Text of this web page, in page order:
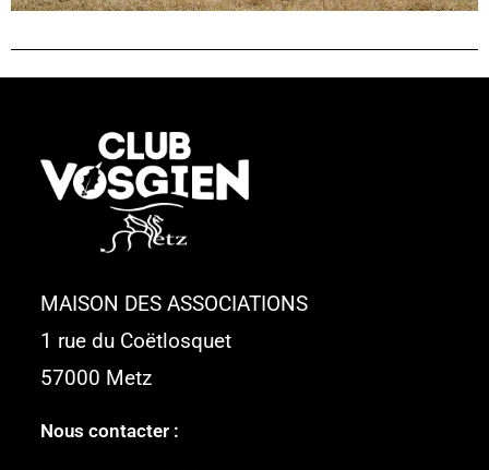
MAISON DES ASSOCIATIONS
1 rue du Coëtlosquet
57000 Metz
Nous contacter :